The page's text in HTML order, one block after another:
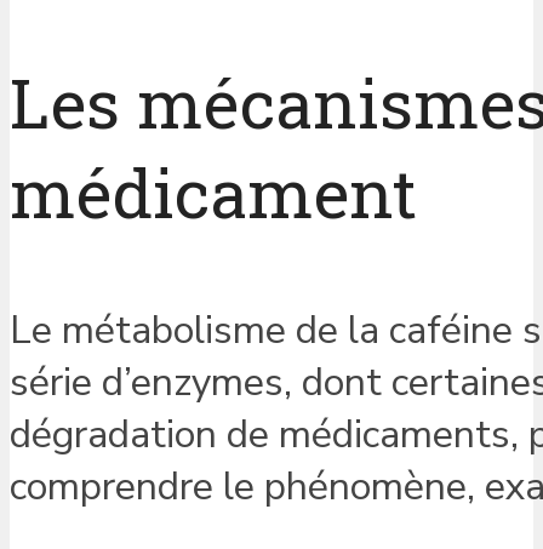
Les
médicament
Le métabolisme de la caféine
série d’enzymes, dont
dégradation de médicaments,
comprendre le phénomène,